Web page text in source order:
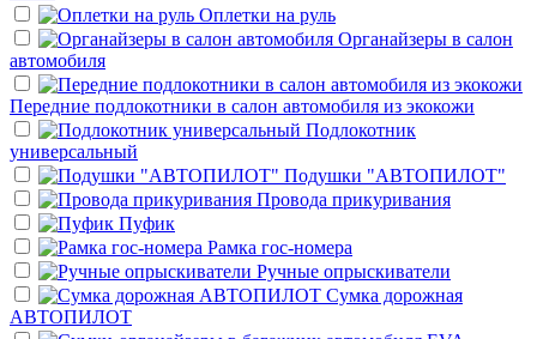
Оплетки на руль
Органайзеры в салон
автомобиля
Передние подлокотники в салон автомобиля из экокожи
Подлокотник
универсальный
Подушки "АВТОПИЛОТ"
Провода прикуривания
Пуфик
Рамка гос-номера
Ручные опрыскиватели
Сумка дорожная
АВТОПИЛОТ